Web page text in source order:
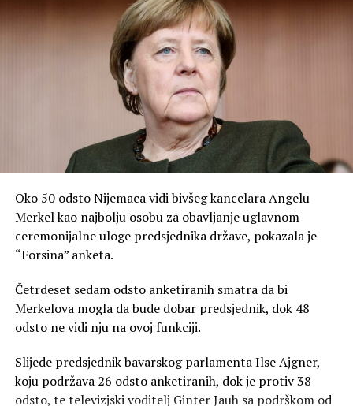
Oko 50 odsto Nijemaca vidi bivšeg kancelara Angelu
Merkel kao najbolju osobu za obavljanje uglavnom
ceremonijalne uloge predsjednika države, pokazala je
“Forsina” anketa.
Četrdeset sedam odsto anketiranih smatra da bi
Merkelova mogla da bude dobar predsjednik, dok 48
odsto ne vidi nju na ovoj funkciji.
Slijede predsjednik bavarskog parlamenta Ilse Ajgner,
koju podržava 26 odsto anketiranih, dok je protiv 38
odsto, te televizjski voditelj Ginter Jauh sa podrškom od